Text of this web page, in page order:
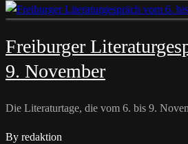
Freiburger
9. November
Die Literaturtage, die vom 6. bis 9.
By redaktion